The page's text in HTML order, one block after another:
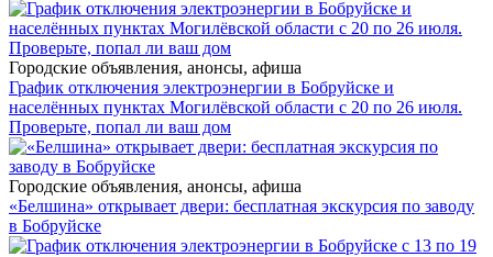
Городские объявления, анонсы, афиша
График отключения электроэнергии в Бобруйске и
населённых пунктах Могилёвской области с 20 по 26 июля.
Проверьте, попал ли ваш дом
Городские объявления, анонсы, афиша
«Белшина» открывает двери: бесплатная экскурсия по заводу
в Бобруйске